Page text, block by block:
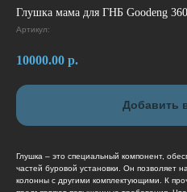
Глушка мама для ГНБ Goodeng 360
Артикул:
10000.00 р.
Добавить
Глушка – это специальный компонент,
частей буровой установки. Он позволяет
колонны с другими комплектующими. К